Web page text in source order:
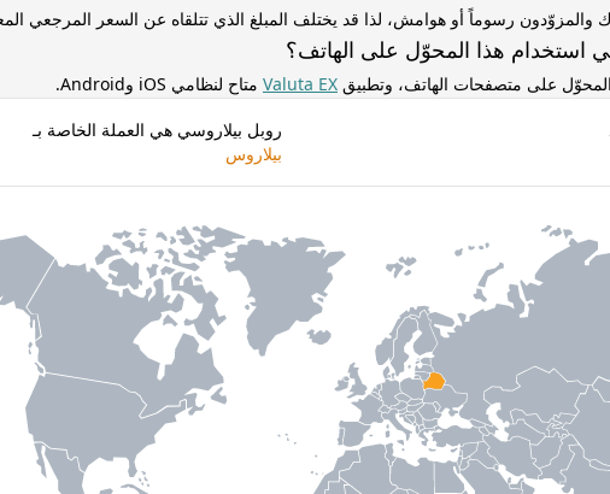
والمزوّدون رسوماً أو هوامش، لذا قد يختلف المبلغ الذي تتلقاه عن السعر المرجعي
استخدام هذا المحوّل على الهاتف؟
على متصفحات الهاتف، وتطبيق Valuta EX متاح لنظامي iOS وAndroid.
روبل بيلاروسي هي العملة الخاصة بـ
بيلاروس